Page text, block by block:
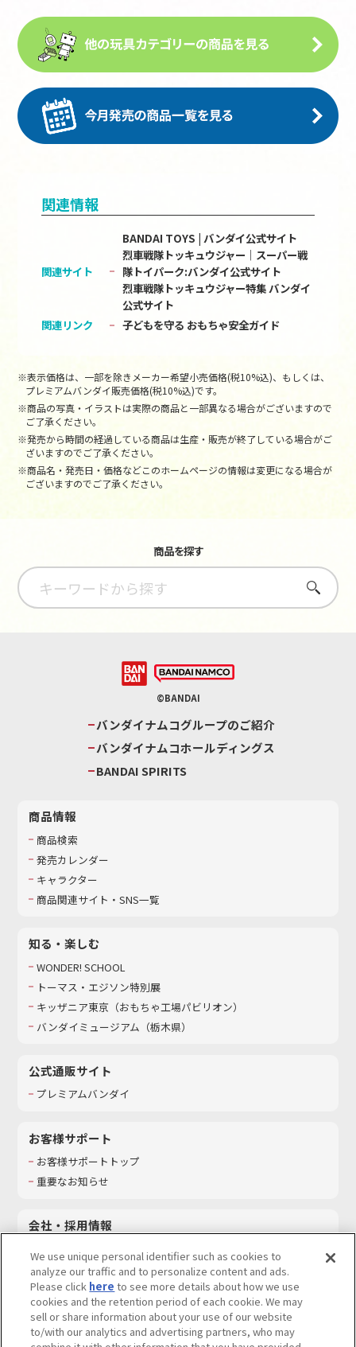
関連情報
関連サイト
BANDAI TOYS | バンダイ公式サイト
烈車戦隊トッキュウジャー｜スーパー戦
隊トイパーク:バンダイ公式サイト
烈車戦隊トッキュウジャー特集 バンダイ
公式サイト
関連リンク
子どもを守る おもちゃ安全ガイド
※表示価格は、一部を除きメーカー希望小売価格(税10%込)、もしくは、
プレミアムバンダイ販売価格(税10%込)です。
※商品の写真・イラストは実際の商品と一部異なる場合がございますので
ご了承ください。
※発売から時間の経過している商品は生産・販売が終了している場合がご
ざいますのでご了承ください。
※商品名・発売日・価格などこのホームページの情報は変更になる場合が
ございますのでご了承ください。
商品を探す
さがす
©BANDAI
バンダイナムコグループのご紹介
バンダイナムコホールディングス
BANDAI SPIRITS
商品情報
商品検索
発売カレンダー
キャラクター
商品関連サイト・SNS一覧
知る・楽しむ
WONDER! SCHOOL
トーマス・エジソン特別展
キッザニア東京（おもちゃ工場パビリオン）​
バンダイミュージアム（栃木県）
公式通販サイト
プレミアムバンダイ
お客様サポート
お客様サポートトップ
重要なお知らせ
会社・採用情報
採用情報
サステナビリティ
お問い合わせ
We use unique personal identifier such as cookies to
analyze our traffic and to personalize content and ads.
Please click here to see more details about how we use
cookies and the retention period of each cookie. We may
sell or share information about your use of our website
to/with our analytics and advertising partners, who may